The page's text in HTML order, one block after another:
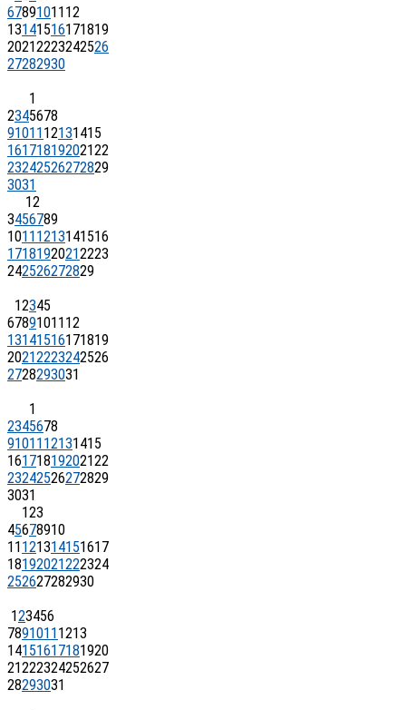
67891011 12
13141516171819
20212223242526
27282930
1
2345678
91011 12131415
16171819202122
23242526272829
3031
12
3456789
1011 1213141516
17181920212223
242526272829
12345
67891011 12
13141516171819
20212223242526
2728293031
1
2345678
91011 12131415
16171819202122
23242526272829
3031
123
45678910
11 121314151617
18192021222324
252627282930
123456
7891011 1213
14151617181920
21222324252627
28293031